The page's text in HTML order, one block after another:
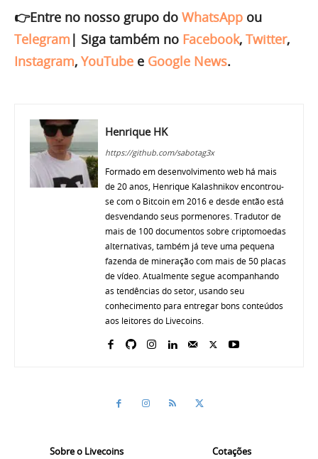
👉Entre no nosso grupo do WhatsApp ou
Telegram | Siga também no Facebook, Twitter,
Instagram, YouTube e Google News.
Henrique HK
https://github.com/sabotag3x
Formado em desenvolvimento web há mais
de 20 anos, Henrique Kalashnikov encontrou-
se com o Bitcoin em 2016 e desde então está
desvendando seus pormenores. Tradutor de
mais de 100 documentos sobre criptomoedas
alternativas, também já teve uma pequena
fazenda de mineração com mais de 50 placas
de vídeo. Atualmente segue acompanhando
as tendências do setor, usando seu
conhecimento para entregar bons conteúdos
aos leitores do Livecoins.
Sobre o Livecoins Cotações